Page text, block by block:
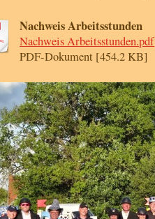
Nachweis Arbeitsstunden
Nachweis Arbeitsstunden.pdf
PDF-Dokument [454.2 KB]